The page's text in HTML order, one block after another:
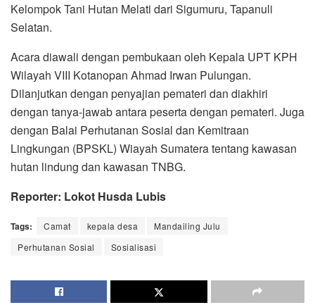
Kelompok Tani Hutan Melati dari Sigumuru, Tapanuli
Selatan.
Acara diawali dengan pembukaan oleh Kepala UPT KPH
Wilayah VIII Kotanopan Ahmad Irwan Pulungan.
Dilanjutkan dengan penyajian pemateri dan diakhiri
dengan tanya-jawab antara peserta dengan pemateri. Juga
dengan Balai Perhutanan Sosial dan Kemitraan
Lingkungan (BPSKL) Wiayah Sumatera tentang kawasan
hutan lindung dan kawasan TNBG.
Reporter: Lokot Husda Lubis
Tags: Camat kepala desa
Mandailing Julu
Perhutanan Sosial
Sosialisasi